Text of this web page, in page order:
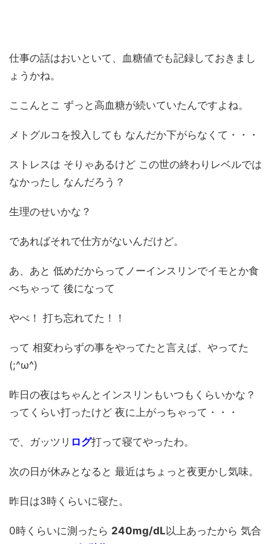
仕事の話はおいといて、血糖値でも記録しておきまし
ょうかね。
ここんとこ ずっと高血糖が続いていたんですよね。
メトグルコを投入しても なんだか下がらなくて・・・
ストレスは そりゃあるけど この世の終わりレベルでは
なかったし なんだろう？
生理のせいかな？
であればそれで仕方がないんだけど。
あ、あと 低めだからってノーインスリンでイモとか食
べちゃって 後になって
やべ！ 打ち忘れてた！！
って 相変わらずの事をやってたと言えば、やってた
(;^ω^)
昨日の夜はちゃんとインスリンもいつもくらいかな？
ってくらい打ったけど 夜に上がっちゃって・・・
で、ガッツリ ログ打って寝てやったわ。
次の日が休みとなると 最近はちょっと夜更かし気味。
昨日は3時くらいに寝た。
0時くらいに測ったら 240mg/dL以上あったから 気合